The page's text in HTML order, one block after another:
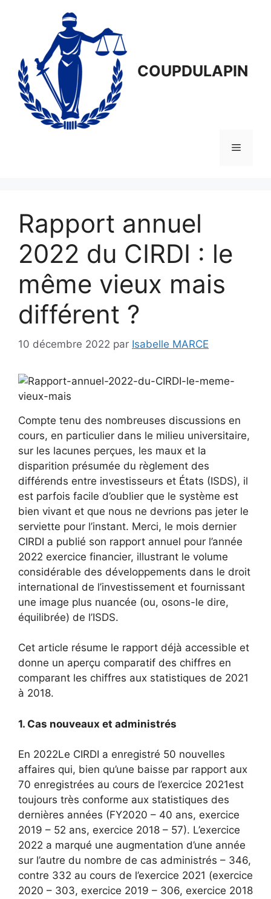
COUPDULAPIN
Menu
Rapport annuel
2022 du CIRDI : le
même vieux mais
différent ?
10 décembre 2022 par Isabelle MARCE
Compte tenu des nombreuses discussions en
cours, en particulier dans le milieu universitaire,
sur les lacunes perçues, les maux et la
disparition présumée du règlement des
différends entre investisseurs et États (ISDS), il
est parfois facile d’oublier que le système est
bien vivant et que nous ne devrions pas jeter le
serviette pour l’instant. Merci, le mois dernier
CIRDI a publié son rapport annuel pour l’année
2022 exercice financier, illustrant le volume
considérable des développements dans le droit
international de l’investissement et fournissant
une image plus nuancée (ou, osons-le dire,
équilibrée) de l’ISDS.
Cet article résume le rapport déjà accessible et
donne un aperçu comparatif des chiffres en
comparant les chiffres aux statistiques de 2021
à 2018.
1. Cas nouveaux et administrés
En 2022Le CIRDI a enregistré 50 nouvelles
affaires qui, bien qu’une baisse par rapport aux
70 enregistrées au cours de l’exercice 2021est
toujours très conforme aux statistiques des
dernières années (FY2020 – 40 ans, exercice
2019 – 52 ans, exercice 2018 – 57). L’exercice
2022 a marqué une augmentation d’une année
sur l’autre du nombre de cas administrés – 346,
contre 332 au cours de l’exercice 2021 (exercice
2020 – 303, exercice 2019 – 306, exercice 2018